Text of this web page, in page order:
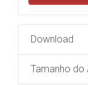
Download
Tamanho do